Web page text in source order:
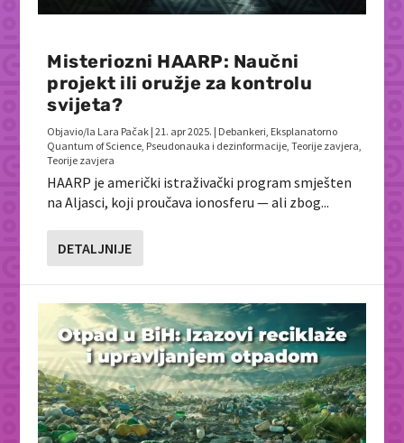
Misteriozni HAARP: Naučni
projekt ili oružje za kontrolu
svijeta?
Objavio/la Lara Pačak |21. apr 2025. | Debankeri Eksplanatorno
Quantum of Science Pseudonauka i dezinformacije ,Teorije zavjera
Teorije zavjera
HAARP je američki istraživački program smješten
na Aljasci, koji proučava ionosferu — ali zbog...
DETALJNIJE